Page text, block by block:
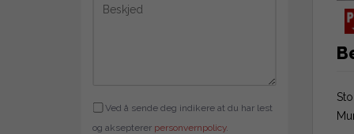
Ved å sende deg indikere at du har lest
og aksepterer personvernpolicy.